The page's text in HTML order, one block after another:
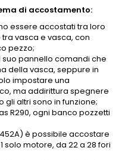
di accostamento:
essere accostati tra loro
vasca e vasca, con
pezzo;
pannello comandi che
della vasca, seppure in
impostare una
ma addirittura spegnere
altri sono in funzione;
R290, ogni banco pozzetti
è possibile accostare
solo motore, da 22 a 28 fori